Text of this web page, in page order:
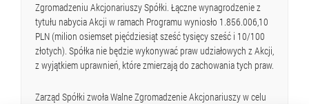
Zgromadzeniu Akcjonariuszy Spółki. Łączne wynagrodzenie z
tytułu nabycia Akcji w ramach Programu wyniosło 1.856.006,10
PLN (milion osiemset pięćdziesiąt sześć tysięcy sześć i 10/100
złotych). Spółka nie będzie wykonywać praw udziałowych z Akcji,
z wyjątkiem uprawnień, które zmierzają do zachowania tych praw.
Zarząd Spółki zwoła Walne Zgromadzenie Akcjonariuszy w celu